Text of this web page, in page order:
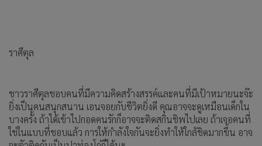
ราศีตุล
ชาวราศีตุลชอบคนที่มีความคิดสร้างสรรค์และคนที่มีเป้าหมายนะจ๊ะ
ยิ่งเป็นคนสนุกสนาน เอนจอยกับชีวิตยิ่งดี คุณอาจจะดูเหมือนเด็กใน
บางครั้ง ถ้าได้เข้าไปกอดคนรักก็อาจจะติดสกินชิพไปเลย ถ้าเจอคนที่
ใช่ในแบบที่ชอบแล้ว การให้กำลังใจกันจะยิ่งทำให้ใกล้ชิดมากขึ้น อาจ